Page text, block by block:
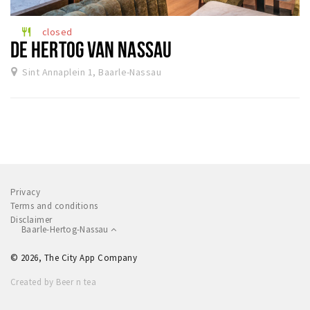
Dormir
Récréation
Achats
Activité
Piste cyclable
restaurant closed
DE HERTOG VAN NASSAU
Sint Annaplein 1, Baarle-Nassau
Privacy
Terms and conditions
Disclaimer
Baarle-Hertog-Nassau
© 2026, The City App Company
Created by Beer n tea